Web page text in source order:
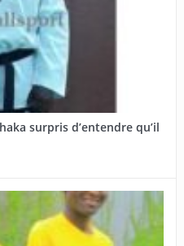
surpris d’entendre qu’il